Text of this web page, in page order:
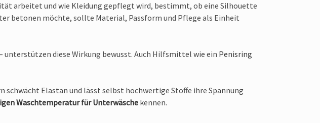
arbeitet und wie Kleidung gepflegt wird, bestimmt, ob eine Silhouette
betonen möchte, sollte Material, Passform und Pflege als Einheit
unterstützen diese Wirkung bewusst. Auch Hilfsmittel wie ein Penisring
schwächt Elastan und lässt selbst hochwertige Stoffe ihre Spannung
Waschtemperatur für Unterwäsche kennen.